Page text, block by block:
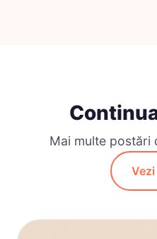
Mai multe postări